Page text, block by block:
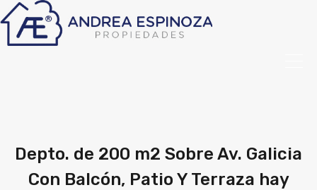
Depto. de 200 m2 Sobre Av. Galicia
Con Balcón, Patio Y Terraza hay